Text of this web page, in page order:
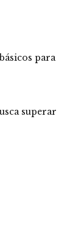
para
superar